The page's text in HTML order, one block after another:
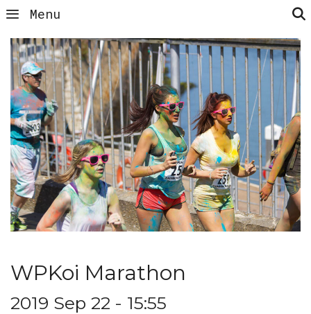
Menu
WPKoi Marathon
2019 Sep 22 - 15:55